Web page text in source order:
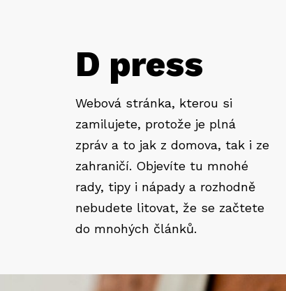
D press
Webová stránka, kterou si
zamilujete, protože je plná
zpráv a to jak z domova, tak i ze
zahraničí. Objevíte tu mnohé
rady, tipy i nápady a rozhodně
nebudete litovat, že se začtete
do mnohých článků.